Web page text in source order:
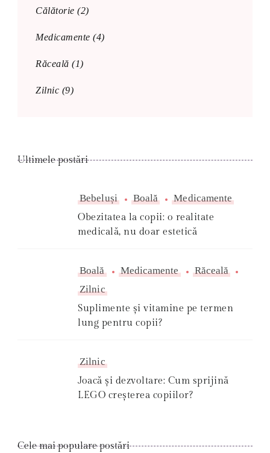
Călătorie (2)
Medicamente (4)
Răceală (1)
Zilnic (9)
Ultimele postări
Bebeluși Boală
Medicamente
Obezitatea la copii: o realitate
medicală, nu doar estetică
Boală Medicamente
Răceală
Zilnic
Suplimente și vitamine pe termen
lung pentru copii?
Zilnic
Joacă și dezvoltare: Cum sprijină
LEGO creșterea copiilor?
Cele mai populare postări